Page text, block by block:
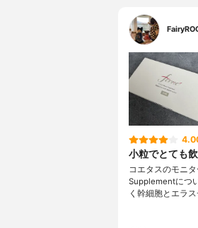
小粒でとても
コエタスのモニ
Supplementにつ
く幹細胞とエラ